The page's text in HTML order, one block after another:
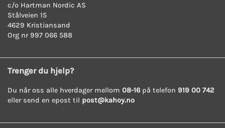
c/o Hartman Nordic AS
Stålveien 15
4629 Kristiansand
Org nr 997 066 588
Trenger du hjelp?
Du når oss alle hverdager mellom 08-16på telefon 919 00 742
eller send en epost til post@kahoy.no